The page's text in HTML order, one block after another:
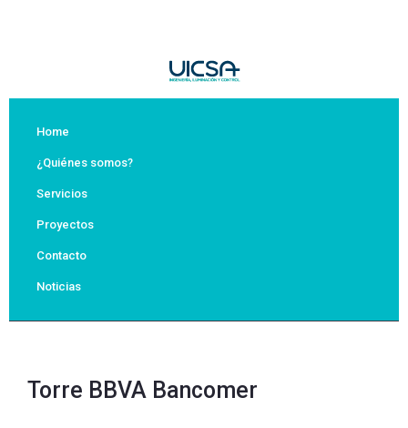
Home
¿Quiénes somos?
Servicios
Proyectos
Contacto
Noticias
Torre BBVA Bancomer